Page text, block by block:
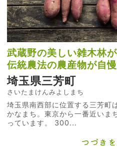
武蔵野の美しい雑木林
伝統農法の農産物が自
埼玉県三芳町
さいたまけんみよしまち
埼玉県南西部に位置する三芳町
かなまち。東京から一番近いま
っています。 300...
つづき